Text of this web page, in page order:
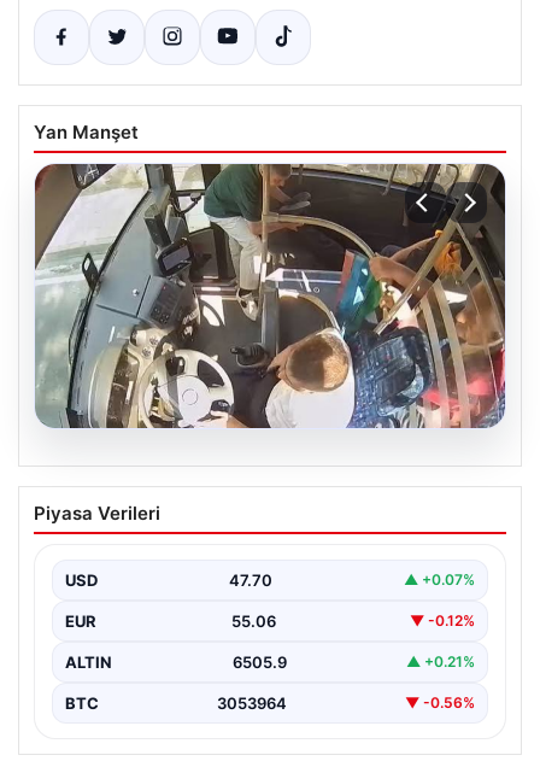
Yan Manşet
Trabzon’da Otobüste Fenalaşan
Yolcuya Şoförün Hızlı Müdahalesi
yaşındaki yolcu Hasan Öner’in hayatı, şoför Sinan
Erdoğan’ın…
Piyasa Verileri
USD 47.70 ▲ +0.07%
EUR 55.06 ▼ -0.12%
ALTIN 6505.9 ▲ +0.21%
BTC 3053964 ▼ -0.56%